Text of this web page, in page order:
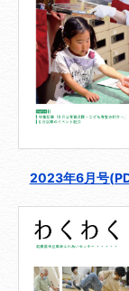
2023年6月号